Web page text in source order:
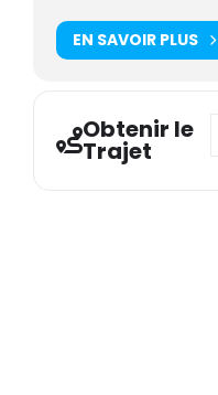
EN SAVOIR PLUS
Obtenir le
Trajet